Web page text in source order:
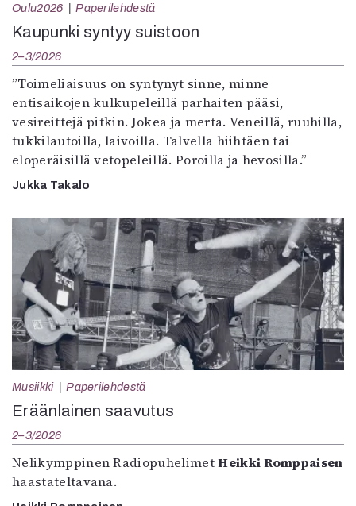
Oulu2026 Paperilehdestä
Kaupunki syntyy suistoon
2–3/2026
”Toimeliaisuus on syntynyt sinne, minne
entisaikojen kulkupeleillä parhaiten pääsi,
vesireittejä pitkin. Jokea ja merta. Veneillä, ruuhilla,
tukkilautoilla, laivoilla. Talvella hiihtäen tai
eloperäisillä vetopeleillä. Poroilla ja hevosilla.”
Jukka Takalo
Musiikki Paperilehdestä
Eräänlainen saavutus
2–3/2026
Nelikymppinen RadiopuhelimetHeikki Romppaisen
haastateltavana.